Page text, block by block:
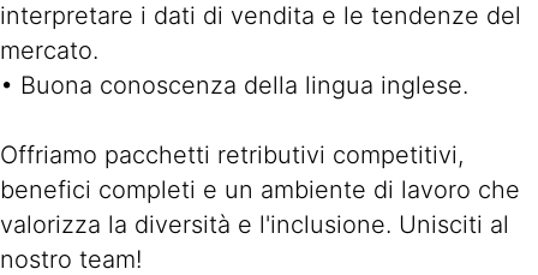
interpretare i dati di vendita e le tendenze del
mercato.
• Buona conoscenza della lingua inglese.
Offriamo pacchetti retributivi competitivi,
benefici completi e un ambiente di lavoro che
valorizza la diversità e l'inclusione. Unisciti al
nostro team!